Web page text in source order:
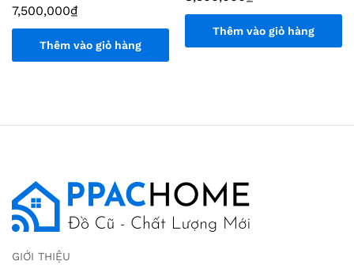
7,500,000₫
Thêm vào giỏ hàng
Thêm vào giỏ hàng
GIỚI THIỆU